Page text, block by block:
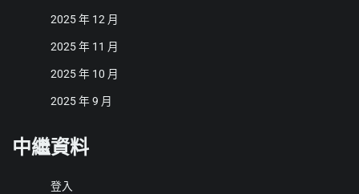
2025 年 12 月
2025 年 11 月
2025 年 10 月
2025 年 9 月
中繼資料
登入